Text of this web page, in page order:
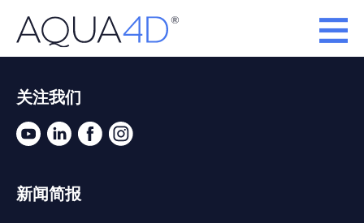
关注我们
新闻简报